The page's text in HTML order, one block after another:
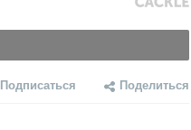
Подписаться Поделиться